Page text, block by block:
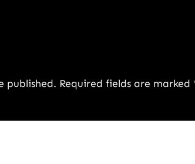
published. Required fields are marked